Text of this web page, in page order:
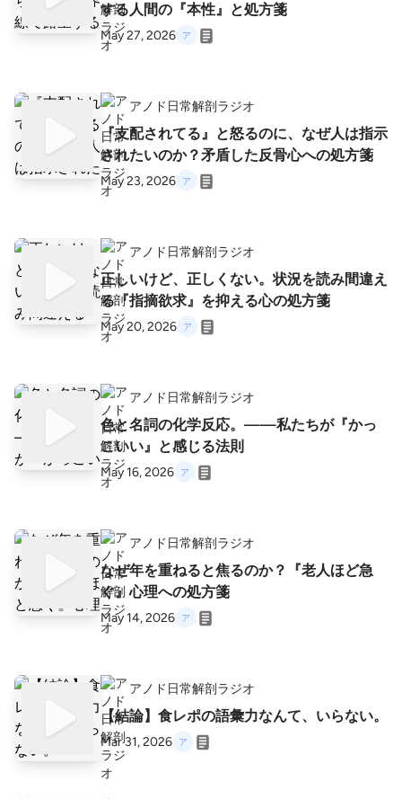
する人間の『本性』と処方箋
May 27, 2026
アノド日常解剖ラジオ
『支配されてる』と怒るのに、なぜ人は指示
されたいのか？矛盾した反骨心への処方箋
May 23, 2026
アノド日常解剖ラジオ
正しいけど、正しくない。状況を読み間違え
る『指摘欲求』を抑える心の処方箋
May 20, 2026
アノド日常解剖ラジオ
色と名詞の化学反応。——私たちが『かっ
こいい』と感じる法則
May 16, 2026
アノド日常解剖ラジオ
なぜ年を重ねると焦るのか？『老人ほど急
ぐ』心理への処方箋
May 14, 2026
アノド日常解剖ラジオ
【結論】食レポの語彙力なんて、いらない。
Mar 31, 2026